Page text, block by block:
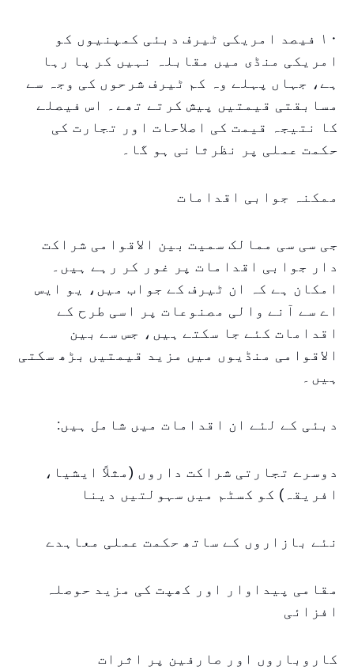
۱۰ فیصد امریکی ٹیرف دبئی کمپنیوں کو
امریکی منڈی میں مقابلہ نہیں کر پا رہا
ہے، جہاں پہلے وہ کم ٹیرف شرحوں کی وجہ سے
مسابقتی قیمتیں پیش کرتے تھے۔ اس فیصلے
کا نتیجہ قیمت کی اصلاحات اور تجارت کی
حکمت عملی پر نظرثانی ہو گا۔
ممکنہ جوابی اقدامات
جی سی سی ممالک سمیت بین الاقوامی شراکت
دار جوابی اقدامات پر غور کر رہے ہیں۔
امکان ہے کہ ان ٹیرف کے جواب میں، یو ایس
اے سے آنے والی مصنوعات پر اسی طرح کے
اقدامات کئے جا سکتے ہیں، جس سے بین
الاقوامی منڈیوں میں مزید قیمتیں بڑھ سکتی
ہیں۔
دبئی کے لئے ان اقدامات میں شامل ہیں:
دوسرے تجارتی شراکت داروں (مثلاً ایشیا،
افریقہ) کو کسٹم میں سہولتیں دینا
نئے بازاروں کے ساتھ حکمت عملی معاہدے
مقامی پیداوار اور کھپت کی مزید حوصلہ
افزائی
کاروباروں اور صارفین پر اثرات